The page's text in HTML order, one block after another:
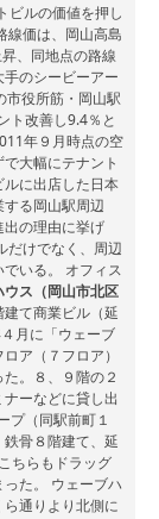
ビルの価値を押し
線価は、岡山高島
、同地点の路線
のシービーアー
市役所筋・岡山駅
ト改善し9.4％と
年９月時点の空
大幅にテナント
に出店した日本
る岡山駅周辺
の理由に挙げ
だけでなく、周辺
いる。 オフィス
ウス（岡山市北区
て商業ビル（延
月に「ウェーブ
ア（７フロア）
。８、９階の２
ーなどに貸し出
プ（同駅前町１
骨８階建て、延
ちらもドラッグ
た。 ウェーブハ
通りより北側に